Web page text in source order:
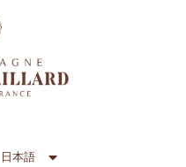
日本語
FR
EN
中文 (中国)